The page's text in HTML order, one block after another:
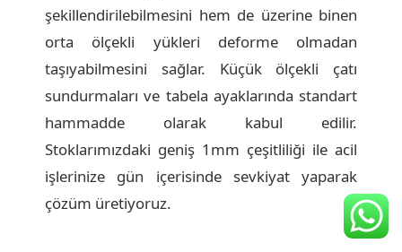
şekillendirilebilmesini hem de üzerine binen
orta ölçekli yükleri deforme olmadan
taşıyabilmesini sağlar. Küçük ölçekli çatı
sundurmaları ve tabela ayaklarında standart
hammadde olarak kabul edilir.
Stoklarımızdaki geniş 1mm çeşitliliği ile acil
işlerinize gün içerisinde sevkiyat yaparak
çözüm üretiyoruz.